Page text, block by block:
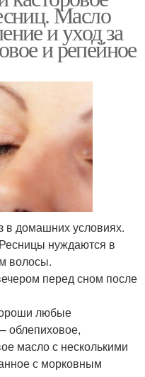
Масло
и уход за
и репейное
в домашних условиях.
нуждаются в
волосы.
перед сном после
любые
облепиховое,
масло с несколькими
с морковным